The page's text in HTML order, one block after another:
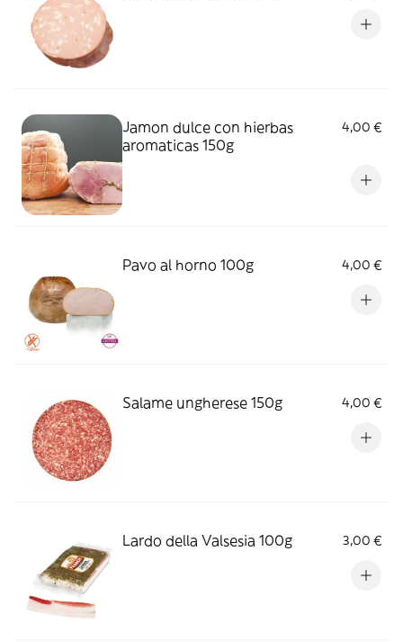
Jamon dulce con hierbas
aromaticas 150g
4,00 €
Pavo al horno 100g 4,00 €
Salame ungherese 150g 4,00 €
Lardo della Valsesia 100g 3,00 €